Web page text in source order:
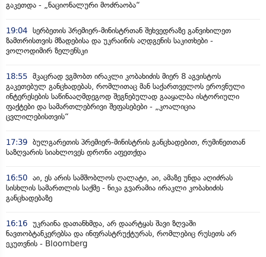
გაკეთდა - „ნაციონალური მოძრაობა“
19:04 სერბეთის პრემიერ-მინისტრთან შეხვედრაზე განვიხილეთ
ზამთრისთვის მზადებისა და უკრაინის აღდგენის საკითხები -
ვოლოდიმირ ზელენსკი
18:55 მკაცრად ვგმობთ ირაკლი კობახიძის მიერ 8 აგვისტოს
გაკეთებულ განცხადებას, რომლითაც მან საქართველოს ეროვნული
ინტერესების საწინააღმდეგოდ შეგნებულად გააყალბა ისტორიული
ფაქტები და სამართლებრივი შეფასებები - „კოალიცია
ცვლილებისთვის“
17:39 ბულგარეთის პრემიერ-მინისტრის განცხადებით, რუმინეთთან
საზღვარის სიახლოვეს დრონი აფეთქდა
16:50 აი, ეს არის სამშობლოს ღალატი, აი, ამაზე უნდა აღიძრას
სისხლის სამართლის საქმე - ნიკა გვარამია ირაკლი კობახიძის
განცხადებაზე
16:16 უკრაინა დათანხმდა, არ დაარტყას შავი ზღვაში
ნავთობტანკერებსა და ინფრასტრუქტურას, რომლებიც რუსეთს არ
ეკუთვნის - Bloomberg